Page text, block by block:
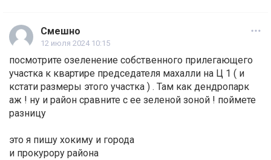
Смешно
12 июля 2024 10:15
посмотрите озеленение собственного прилегающего
участка к квартире председателя махалли на Ц 1 ( и
кстати размеры этого участка ) . Там как дендропарк
аж ! ну и район сравните с ее зеленой зоной ! поймете
разницу
это я пишу хокиму и города
и прокурору района